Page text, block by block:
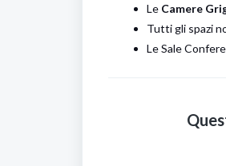
Le Camere
Tutti gli spazi
Le Sale